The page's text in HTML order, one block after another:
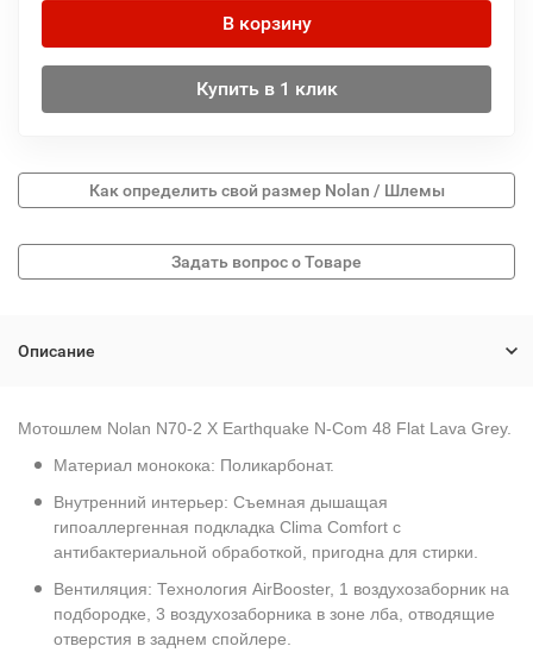
В корзину
Купить в 1 клик
Как определить свой размер Nolan / Шлемы
Описание
Мотошлем Nolan N70-2 X Earthquake N-Com 48 Flat Lava Grey.
Материал монокока: Поликарбонат.
Внутренний интерьер: Съемная дышащая
гипоаллергенная подкладка Clima Comfort с
антибактериальной обработкой, пригодна для стирки.
Вентиляция: Технология AirBooster, 1 воздухозаборник на
подбородке, 3 воздухозаборника в зоне лба, отводящие
отверстия в заднем спойлере.